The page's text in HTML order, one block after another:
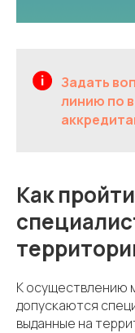
Задать
линию по
Как
К осуществлению
допускаются
выданные на